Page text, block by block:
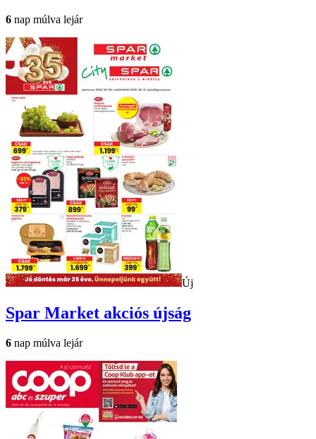
6 nap múlva lejár
Új
Spar Market akciós újság
6 nap múlva lejár